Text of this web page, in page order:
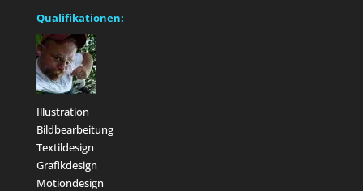
Qualifikationen:
Illustration
Bildbearbeitung
Textildesign
Grafikdesign
Motiondesign